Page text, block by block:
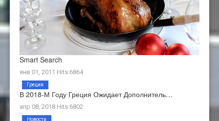
Smart Search
янв 01, 2011 Hits:6864
В 2018-М Году Греция Ожидает Дополнитель…
апр 08, 2018 Hits:6802
Греция
Новости